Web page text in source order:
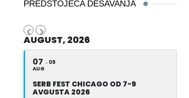
PREDSTOJEĆA DEŠAVANJA
AUGUST, 2026
07
AUG
09
SERB FEST CHICAGO OD 7-9
AVGUSTA 2026